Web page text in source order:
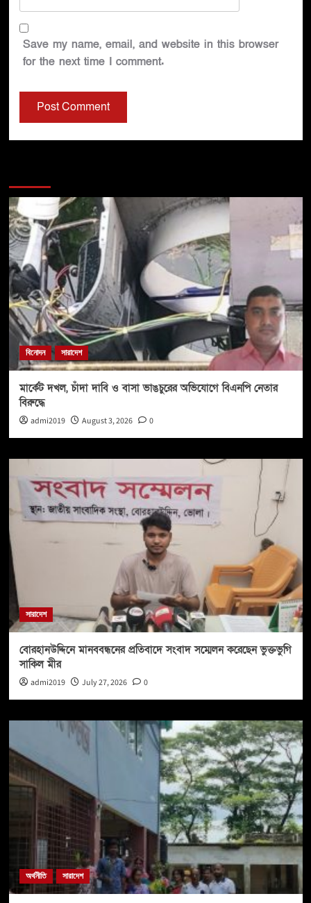
Save my name, email, and website in this browser
for the next time I comment.
বিনোদন সারাদেশ
মার্কেট দখল, চাঁদা দাবি ও বাসা ভাঙচুরের অভিযোগে বিএনপি নেতার
বিরুদ্ধে
admi2019 August 3, 2026 0
সারাদেশ
বোরহানউদ্দিনে মানববন্ধনের প্রতিবাদে সংবাদ সম্মেলন করেছেন ভুক্তভুগি
সাকিল মীর
admi2019 July 27, 2026 0
অর্থনীতি সারাদেশ